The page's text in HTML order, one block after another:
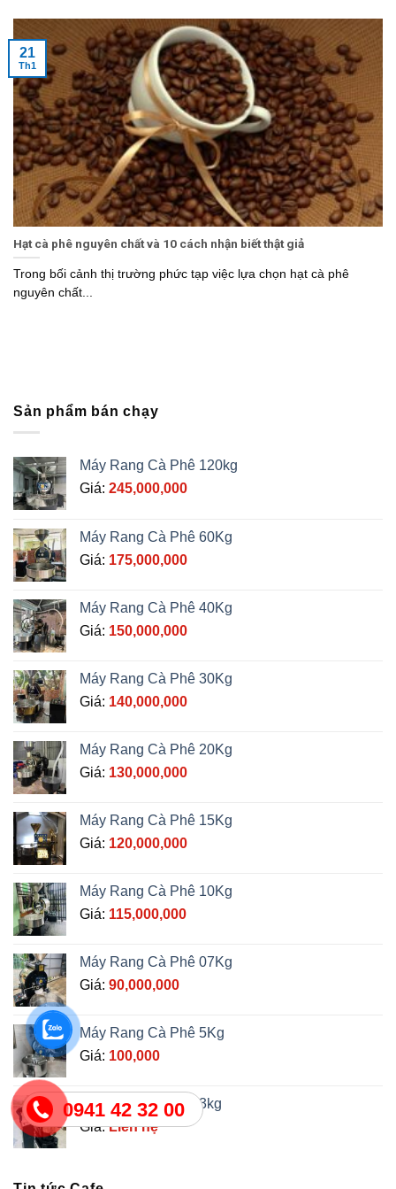
0941 42 32 00
Hạt cà phê nguyên chất và 10 cách nhận biết thật giả
Trong bối cảnh thị trường phức tạp việc lựa chọn hạt cà phê
nguyên chất...
21
Th1
Sản phẩm bán chạy
Máy Rang Cà Phê 120kg
Giá: 245,000,000
Máy Rang Cà Phê 60Kg
Giá: 175,000,000
Máy Rang Cà Phê 40Kg
Giá: 150,000,000
Máy Rang Cà Phê 30Kg
Giá: 140,000,000
Máy Rang Cà Phê 20Kg
Giá: 130,000,000
Máy Rang Cà Phê 15Kg
Giá: 120,000,000
Máy Rang Cà Phê 10Kg
Giá: 115,000,000
Máy Rang Cà Phê 07Kg
Giá: 90,000,000
Máy Rang Cà Phê 5Kg
Giá: 100,000
Máy Rang Cà Phê 3kg
Giá:Liên hệ